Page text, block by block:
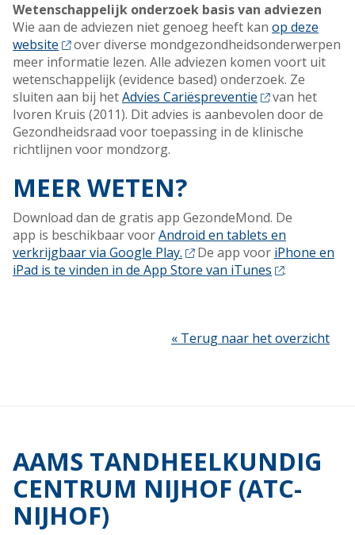
Wetenschappelijk onderzoek basis van adviezen
Wie aan de adviezen niet genoeg heeft kan op deze
website
over diverse mondgezondheidsonderwerpen
meer informatie lezen. Alle adviezen komen voort uit
wetenschappelijk (evidence based) onderzoek. Ze
sluiten aan bij hetAdvies Cariëspreventie
van het
Ivoren Kruis (2011). Dit advies is aanbevolen door de
Gezondheidsraad voor toepassing in de klinische
richtlijnen voor mondzorg.
MEER WETEN?
Download dan de gratis app GezondeMond. De
app is beschikbaar voorAndroid en tablets en
verkrijgbaar via Google Play.
De app voor iPhone en
iPad is te vinden in de App Store van iTunes
.
« Terug naar het overzicht
AAMS TANDHEELKUNDIG
CENTRUM NIJHOF (ATC-
NIJHOF)